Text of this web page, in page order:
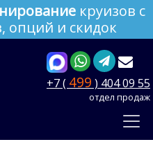
круизов с
опций и скидок
+7 ( 499 ) 404 09 55
отдел продаж